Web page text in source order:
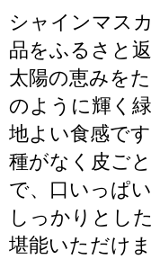
シャインマス
品をふるさと
太陽の恵みを
のように輝く
地よい食感です
種がなく皮ご
で、口いっぱ
しっかりとし
堪能いただけま